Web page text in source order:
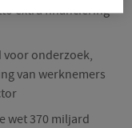
extra financiering
voor onderzoek,
van werknemers
wet 370 miljard